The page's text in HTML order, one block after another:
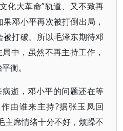
化大革命”轨道、又不致再
邓小平再次被打倒出局，
打破。所以毛泽东期待邓
中，虽然不再主持工作，
衡。
逝，邓小平的问题还在等
由谁来主持?据张玉凤回
主席情绪十分不好，烦躁不